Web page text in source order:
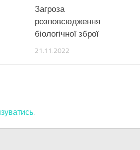
Загроза
розповсюдження
біологічної зброї
21.11.2022
.